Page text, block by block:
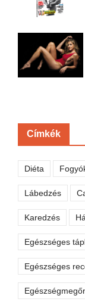
Címkék
Diéta
Lábedzés
Karedzés
Egészséges
Egészséges